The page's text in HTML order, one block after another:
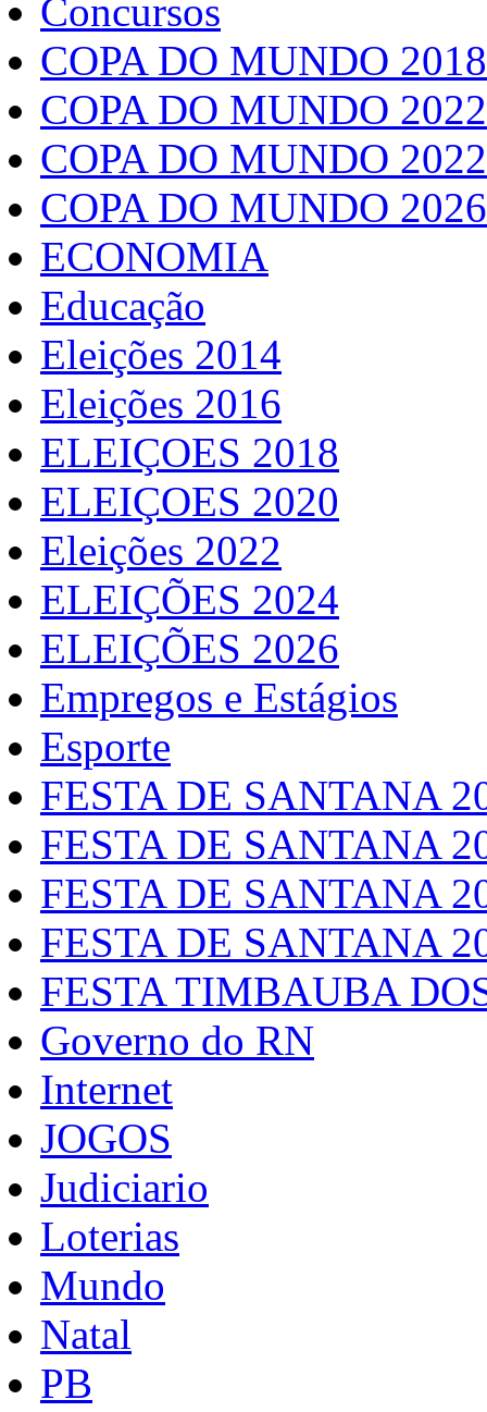
Concursos
COPA DO MUNDO 2018
COPA DO MUNDO 2022
COPA DO MUNDO
COPA DO MUNDO 2026
ECONOMIA
Educação
Eleições 2014
Eleições 2016
ELEIÇOES 2018
ELEIÇOES 2020
Eleições 2022
ELEIÇÕES 2024
ELEIÇÕES 2026
Empregos e Estágios
Esporte
FESTA DE SANTANA
FESTA DE SANTANA
FESTA DE SANTANA
FESTA DE SANTANA
FESTA TIMBAUBA
Governo do RN
Internet
JOGOS
Judiciario
Loterias
Mundo
Natal
PB